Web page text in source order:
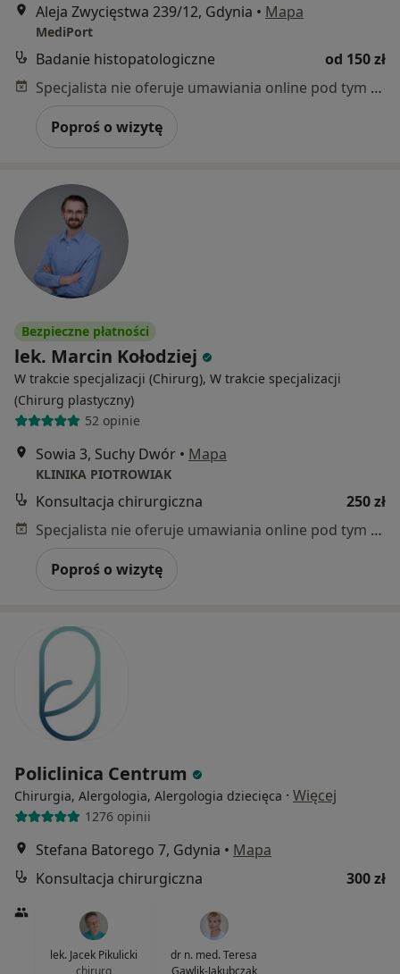
Aleja Zwycięstwa 239/12, Gdynia • Mapa
MediPort
Badanie histopatologiczne
od 150 zł
Specjalista nie oferuje umawiania online pod tym adresem.
Poproś o wizytę
Bezpieczne płatności
lek. Marcin Kołodziej
W trakcie specjalizacji (Chirurg), W trakcie specjalizacji
(Chirurg plastyczny)
52 opinie
Sowia 3, Suchy Dwór • Mapa
KLINIKA PIOTROWIAK
Konsultacja chirurgiczna
250 zł
Specjalista nie oferuje umawiania online pod tym adresem.
Poproś o wizytę
Policlinica Centrum
Chirurgia, Alergologia, Alergologia dziecięca · Więcej
1276 opinii
Stefana Batorego 7, Gdynia • Mapa
Konsultacja chirurgiczna
300 zł
lek. Jacek Pikulicki
chirurg
dr n. med. Teresa
Gawlik-Jakubczak